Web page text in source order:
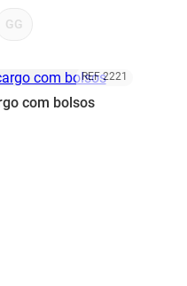
GG
REF 2221
com bolsos